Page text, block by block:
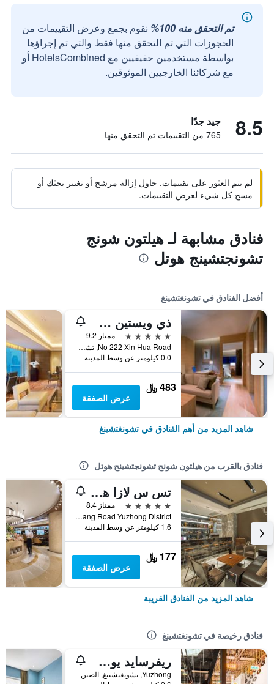
تم التحقق منه 100%
نقوم بجمع وعرض التقييمات من
الحجوزات التي تم التحقق منها فقط والتي تم إجراؤها
بواسطة مستخدمين حقيقيين مع HotelsCombined أو
مع شركائنا الخارجيين الموثوقين.
8.5 جيد جدًا
765 من التقييمات تم التحقق منها
لم يتم العثور على تقييمات. حاول إزالة مرشح أو تغيير بحثك أو
مسح كل شيء لعرض التقييمات.
فنادق مشابهة لـ هيلتون شونج
تشونجتشينج هوتل
أفضل الفنادق في تشونغتشينغ
ذي ويستين شونجكينج ليبراشن سكواير
5 نجوم
ممتاز 9.2
No 222 Xin Hua Road, تشونغتشينغ, الصين
0.0 كيلومتر عن وسط المدينة
483 ﷼
عرض الصفقة
شاهد المزيد من أهم الفنادق في تشونغتشينغ
فنادق بالقرب من هيلتون شونج تشونجتشينج هوتل
تس س لازا هوتل كيسك جيفانغبي هونجيا كيف
5 نجوم
ممتاز 8.4
No 1s Huanggang Road Yuzhong District, تشونغتشينغ, الصين
1.6 كيلومتر عن وسط المدينة
177 ﷼
عرض الصفقة
شاهد المزيد من الفنادق القريبة
فنادق رخيصة في تشونغتشينغ
ريفرسايد يوث هوستل
Yuzhong, تشونغتشينغ, الصين